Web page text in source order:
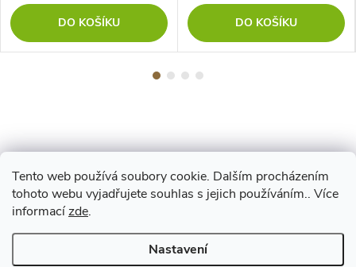
Tento web používá soubory cookie. Dalším procházením
tohoto webu vyjadřujete souhlas s jejich používáním.. Více
informacízde.
Nastavení
DO KOŠÍKU DO KOŠÍKU
Z
á